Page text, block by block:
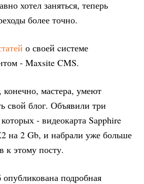
хотел заняться, теперь
более точно.
о своей cистеме
- Maxsite CMS.
, конечно, мастера, умеют
свой блог. Объявили три
- видеокарта Sapphire
на 2 Gb, и набрали уже больше
к этому посту.
подробная